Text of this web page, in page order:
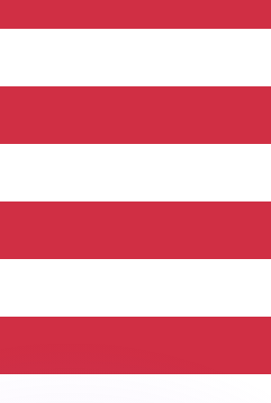
informativos. Você não pagará